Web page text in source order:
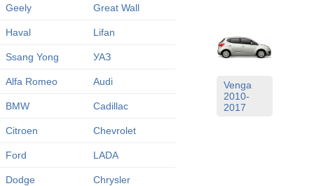
Geely Great Wall
Haval Lifan
Ssang Yong УАЗ
Alfa Romeo Audi
BMW Cadillac
Citroen Chevrolet
Ford LADA
Dodge Chrysler
Venga
2010-
2017